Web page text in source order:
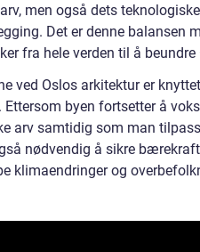
men også dets
Det er denne balansen
fra hele verden til å beundre
ved Oslos arkitektur er
Ettersom byen fortsetter å
arv samtidig som man
nødvendig å sikre
klimaendringer og